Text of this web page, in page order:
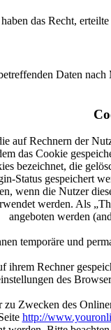
haben das Recht,
Daten
auf Rechnern der
das Cookie
bezeichnet, die
Status gespeichert
wenn die Nutzer
werden. Als
angeboten werden
temporäre und
ihrem Rechner
des
Zwecken des
http://